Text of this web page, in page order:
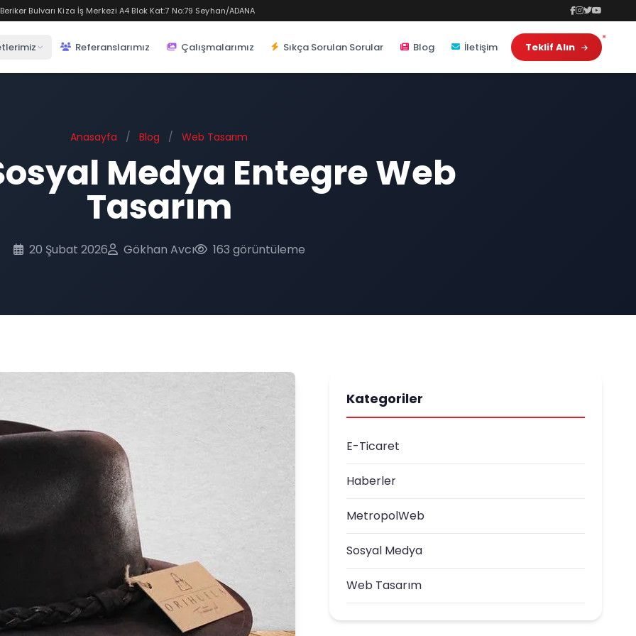
Bulvarı Kiza İş Merkezi A4 Blok Kat:7 No:79 Seyhan/ADANA
Referanslarımız Çalışmalarımız Sıkça Sorulan Sorular Blog İletişim Teklif Alın
Anasayfa / Blog / Web Tasarım
Medya Entegre Web
Tasarım
20 Şubat 2026 Gökhan Avcı 163 görüntüleme
Kategoriler
E-Ticaret
Haberler
MetropolWeb
Sosyal Medya
Web Tasarım